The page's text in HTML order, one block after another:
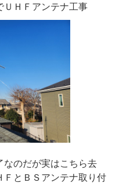
ＵＨＦアンテナ工事
なのだが実はこちら去
ＦとＢＳアンテナ取り付